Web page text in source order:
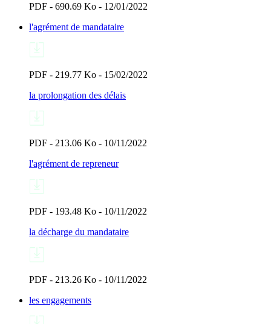
PDF - 690.69 Ko - 12/01/2022
l'agrément de mandataire
PDF - 219.77 Ko - 15/02/2022
la prolongation des délais
PDF - 213.06 Ko - 10/11/2022
l'agrément de repreneur
PDF - 193.48 Ko - 10/11/2022
la décharge du mandataire
PDF - 213.26 Ko - 10/11/2022
les engagements